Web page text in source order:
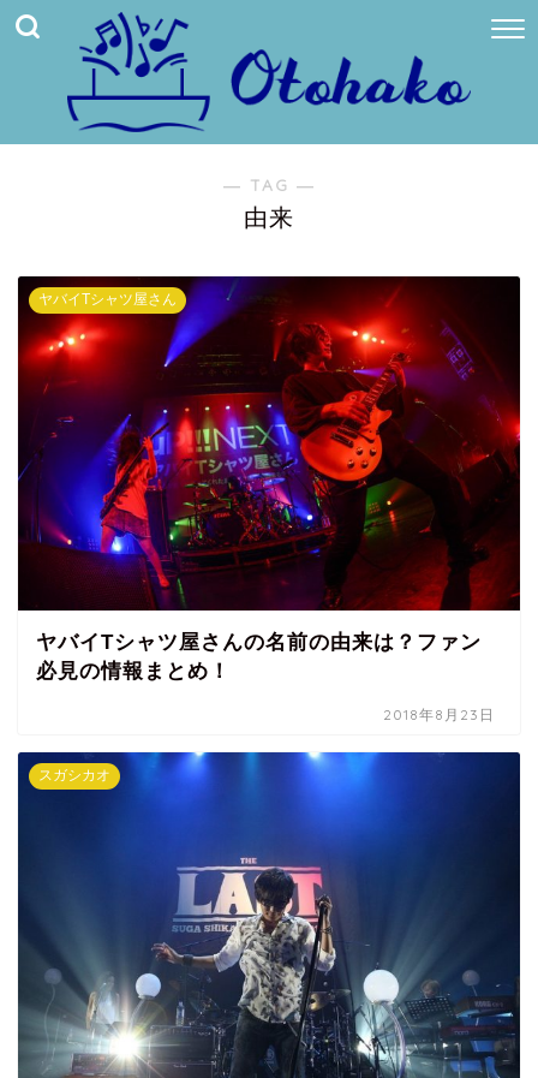
― TAG ―
由来
ヤバイTシャツ屋さん
ヤバイTシャツ屋さんの名前の由来は？ファン
必見の情報まとめ！
2018年8月23日
スガシカオ